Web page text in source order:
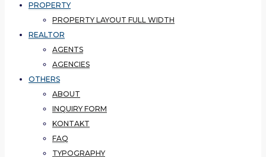
PROPERTY
PROPERTY LAYOUT FULL WIDTH
REALTOR
AGENTS
AGENCIES
OTHERS
ABOUT
INQUIRY FORM
KONTAKT
FAQ
TYPOGRAPHY